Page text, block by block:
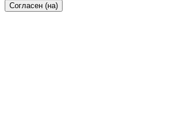
Согласен (на)